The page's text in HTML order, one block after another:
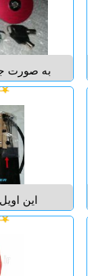
اجاره ،
سیکلت و
به صورت
کلید و
منزل
تیونینگ
درباره ی
وبسایت
این
ژاپن
استفاده